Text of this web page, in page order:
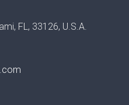
FL, 33126, U.S.A.